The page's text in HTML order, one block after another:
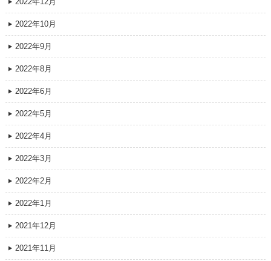
2022年10月
2022年9月
2022年8月
2022年6月
2022年5月
2022年4月
2022年3月
2022年2月
2022年1月
2021年12月
2021年11月